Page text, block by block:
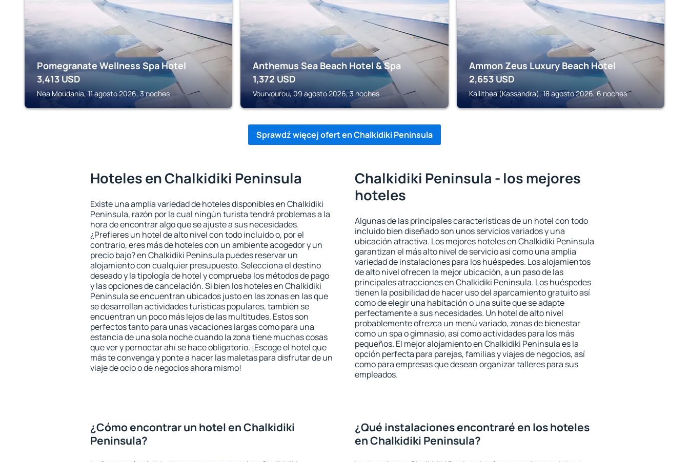
Pomegranate Wellness Spa Hotel
3,413 USD
Nea Moudania, 11 agosto 2026, 3 noches
Anthemus Sea Beach Hotel & Spa
1,372 USD
Vourvourou, 09 agosto 2026, 3 noches
Ammon Zeus Luxury Beach Hotel
2,653 USD
Kallithea (Kassandra), 18 agosto 2026, 6 noches
Sprawdź więcej ofert en Chalkidiki Peninsula
Hoteles en Chalkidiki Peninsula
Existe una amplia variedad de hoteles disponibles en Chalkidiki
Peninsula, razón por la cual ningún turista tendrá problemas a la
hora de encontrar algo que se ajuste a sus necesidades.
¿Prefieres un hotel de alto nivel con todo incluido o, por el
contrario, eres más de hoteles con un ambiente acogedor y un
precio bajo? en Chalkidiki Peninsula puedes reservar un
alojamiento con cualquier presupuesto. Selecciona el destino
deseado y la tipología de hotel y comprueba los métodos de pago
y las opciones de cancelación. Si bien los hoteles en Chalkidiki
Peninsula se encuentran ubicados justo en las zonas en las que
se desarrollan actividades turísticas populares, también se
encuentran un poco más lejos de las multitudes. Estos son
perfectos tanto para unas vacaciones largas como para una
estancia de una sola noche cuando la zona tiene muchas cosas
que ver y pernoctar ahí se hace obligatorio. ¡Escoge el hotel que
más te convenga y ponte a hacer las maletas para disfrutar de un
viaje de ocio o de negocios ahora mismo!
Chalkidiki Peninsula - los mejores
hoteles
Algunas de las principales características de un hotel con todo
incluido bien diseñado son unos servicios variados y una
ubicación atractiva. Los mejores hoteles en Chalkidiki Peninsula
garantizan el más alto nivel de servicio así como una amplia
variedad de instalaciones para los huéspedes. Los alojamientos
de alto nivel ofrecen la mejor ubicación, a un paso de las
principales atracciones en Chalkidiki Peninsula. Los huéspedes
tienen la posibilidad de hacer uso del aparcamiento gratuito así
como de elegir una habitación o una suite que se adapte
perfectamente a sus necesidades. Un hotel de alto nivel
probablemente ofrezca un menú variado, zonas de bienestar
como un spa o gimnasio, así como actividades para los más
pequeños. El mejor alojamiento en Chalkidiki Peninsula es la
opción perfecta para parejas, familias y viajes de negocios, así
como para empresas que desean organizar talleres para sus
empleados.
¿Cómo encontrar un hotel en Chalkidiki
Peninsula?
¿Qué instalaciones encontraré en los hoteles
en Chalkidiki Peninsula?